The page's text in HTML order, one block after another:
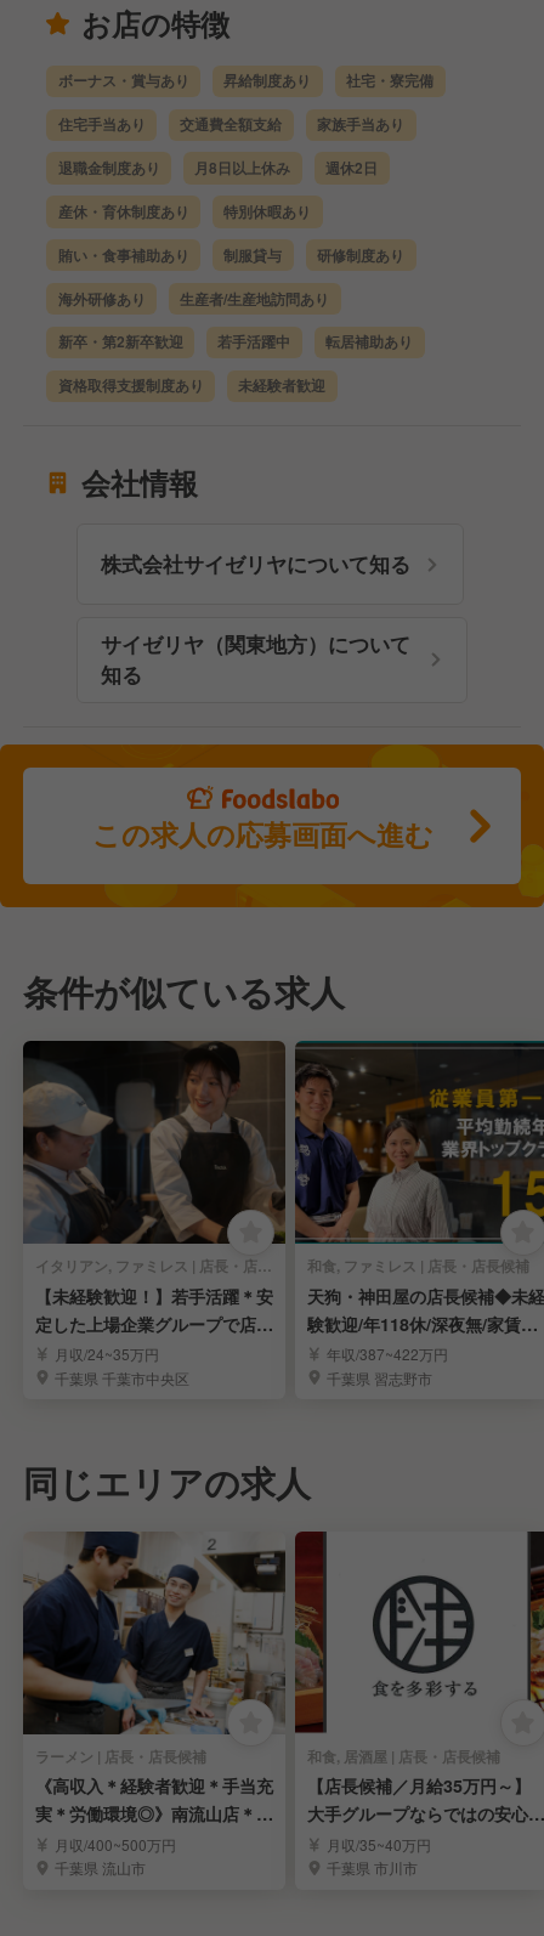
お店の特徴
ボーナス・賞与あり 昇給制度あり 社宅・寮完備
住宅手当あり 交通費全額支給 家族手当あり
退職金制度あり 月8日以上休み 週休2日
産休・育休制度あり 特別休暇あり
賄い・食事補助あり 制服貸与 研修制度あり
海外研修あり 生産者/生産地訪問あり
新卒・第2新卒歓迎 若手活躍中 転居補助あり
資格取得支援制度あり 未経験者歓迎
会社情報
株式会社サイゼリヤについて知る
サイゼリヤ（関東地方）について
知る
この求人の応募画面へ進む
条件が似ている求人
イタリアン, ファミレス | 店長・店長候補
【未経験歓迎！】若手活躍＊安
定した上場企業グループで店長
を目指しませんか？
月収/24~35万円
千葉県 千葉市中央区
和食, ファミレス | 店長・店長候補
天狗・神田屋の店長候補◆未経
験歓迎/年118休/深夜無/家賃補
助半額/上場
年収/387~422万円
千葉県 習志野市
同じエリアの求人
ラーメン | 店長・店長候補
《高収入＊経験者歓迎＊手当充
実＊労働環境◎》南流山店＊ラ
ーメン店長候補募集
月収/400~500万円
千葉県 流山市
和食, 居酒屋 | 店長・店長候補
【店長候補／月給35万円～】
大手グループならではの安心環
境で長く活躍
月収/35~40万円
千葉県 市川市